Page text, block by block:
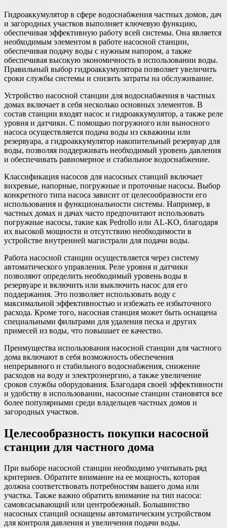
Гидроаккумулятор в сфере водоснабжения частных домов, дач
и загородных участков выполняет ключевую функцию,
обеспечивая эффективную работу всей системы. Она является
необходимым элементом в работе насосной станции,
обеспечивая подачу воды с нужным напором, а также
обеспечивая высокую экономичность в использовании воды.
Правильный выбор гидроаккумулятора позволяет увеличить
сроки службы системы и снизить затраты на обслуживание.
Устройство насосной станции для водоснабжения в частных
домах включает в себя несколько основных элементов. В
состав станции входят насос и гидроаккумулятор, а также реле
уровня и датчики. С помощью погружного или выносного
насоса осуществляется подача воды из скважины или
резервуара, а гидроаккумулятор накопительный резервуар для
воды, позволяя поддерживать необходимый уровень давления
и обеспечивать равномерное и стабильное водоснабжение.
Классификация насосов для насосных станций включает
вихревые, напорные, погружные и проточные насосы. Выбор
конкретного типа насоса зависит от целесообразности его
использования и функциональности системы. Например, в
частных домах и дачах часто предпочитают использовать
погружные насосы, такие как Pedrollo или AL-KO, благодаря
их высокой мощности и отсутствию необходимости в
устройстве внутренней магистрали для подачи воды.
Работа насосной станции осуществляется через систему
автоматического управления. Реле уровня и датчики
позволяют определить необходимый уровень воды в
резервуаре и включить или выключить насос для его
поддержания. Это позволяет использовать воду с
максимальной эффективностью и избежать ее избыточного
расхода. Кроме того, насосная станция может быть оснащена
специальными фильтрами для удаления песка и других
примесей из воды, что повышает ее качество.
Преимущества использования насосной станции для частного
дома включают в себя возможность обеспечения
непрерывного и стабильного водоснабжения, снижение
расходов на воду и электроэнергию, а также увеличение
сроков службы оборудования. Благодаря своей эффективности
и удобству в использовании, насосные станции становятся все
более популярными среди владельцев частных домов и
загородных участков.
Целесообразность покупки насосной
станции для частного дома
При выборе насосной станции необходимо учитывать ряд
критериев. Обратите внимание на ее мощность, которая
должна соответствовать потребностям вашего дома или
участка. Также важно обратить внимание на тип насоса:
самовсасывающий или центробежный. Большинство
насосных станций оснащены автоматическим устройством
для контроля давления и увеличения подачи воды.